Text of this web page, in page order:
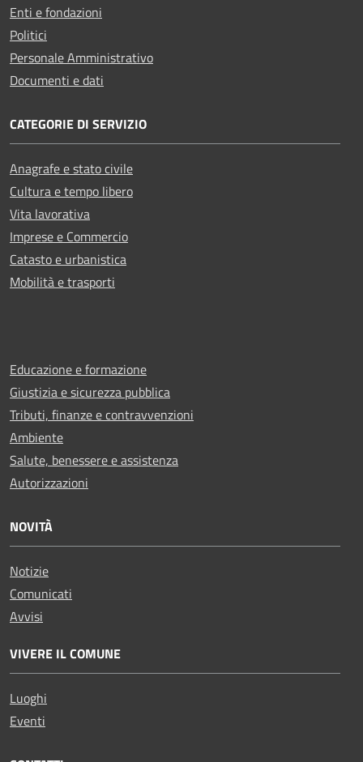
Enti e fondazioni
Politici
Personale Amministrativo
Documenti e dati
CATEGORIE DI SERVIZIO
Anagrafe e stato civile
Cultura e tempo libero
Vita lavorativa
Imprese e Commercio
Catasto e urbanistica
Mobilità e trasporti
Educazione e formazione
Giustizia e sicurezza pubblica
Tributi, finanze e contravvenzioni
Ambiente
Salute, benessere e assistenza
Autorizzazioni
NOVITÀ
Notizie
Comunicati
Avvisi
VIVERE IL COMUNE
Luoghi
Eventi